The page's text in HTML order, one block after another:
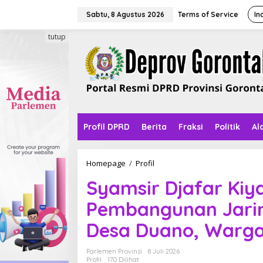
Sabtu, 8 Agustus 2026 Terms of Service
Profil DPRD Berita Fraksi Politik
tutup
Homepage / Profil
a
m
s
r
D
j
Syamsir Djafar
Pembangunan
Desa Duano,
Parlemen Provinsi
8 Juli 2026
Profil
170 Dilihat